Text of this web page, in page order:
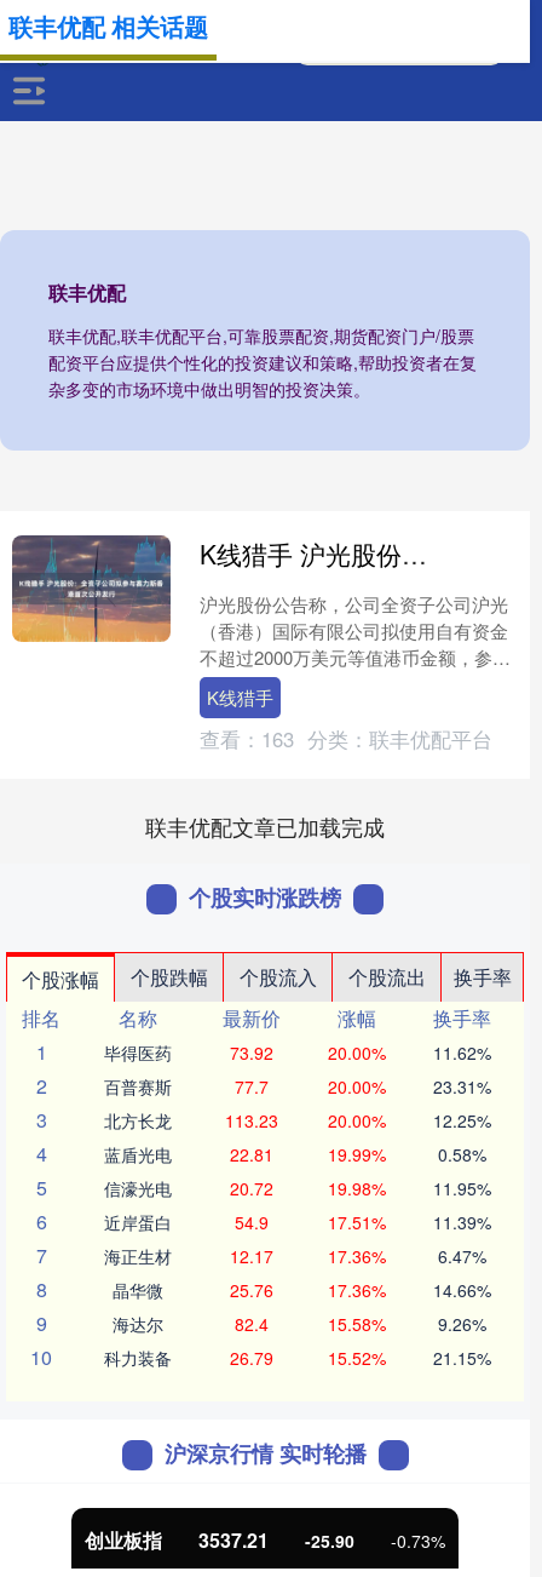
联丰优配
联丰优配,联丰优配平台,可靠股票配资,期货配资门户/股票
配资平台应提供个性化的投资建议和策略,帮助投资者在复
杂多变的市场环境中做出明智的投资决策。
联丰优配 相关话题
K线猎手 沪光股份：全资子公司拟参与赛力斯香港首次公开发行
沪光股份公告称，公司全资子公司沪光
（香港）国际有限公司拟使用自有资金
不超过2000万美元等值港币金额，参与
赛力斯集团股份有限公司在香港联合交
易所有限公司发行的首....
K线猎手
查看： 163 分类： 联丰优配平台
联丰优配文章已加载完成
个股实时涨跌榜
个股涨幅 个股跌幅 个股流入 个股流出
换手率
排名
名称 最新价 涨幅
换手率
1
毕得医药 73.92 20.00% 11.62%
2 百普赛斯 77.7 20.00% 23.31%
3 北方长龙 113.23 20.00% 12.25%
4 蓝盾光电 22.81 19.99% 0.58%
5 信濠光电 20.72 19.98% 11.95%
6 近岸蛋白 54.9 17.51% 11.39%
7 海正生材 12.17 17.36% 6.47%
8 晶华微 25.76 17.36% 14.66%
9 海达尔 82.4 15.58% 9.26%
10 科力装备 26.79 15.52% 21.15%
沪深京行情 实时轮播
基金指数 7247.38 5.28 0.07%